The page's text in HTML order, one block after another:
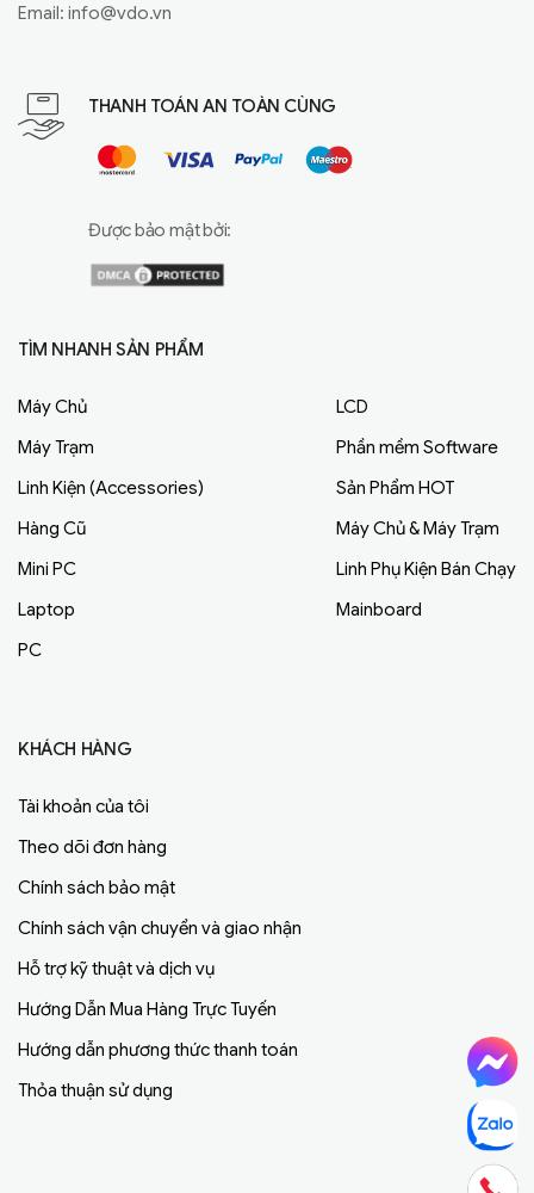
Email: info@vdo.vn
THANH TOÁN AN TOÀN CÙNG
Được bảo mật bởi:
TÌM NHANH SẢN PHẨM
Máy Chủ
Máy Trạm
Linh Kiện (Accessories)
Hàng Cũ
Mini PC
Laptop
PC
LCD
Phần mềm Software
Sản Phẩm HOT
Máy Chủ & Máy Trạm
Linh Phụ Kiện Bán Chạy
Mainboard
KHÁCH HÀNG
Tài khoản của tôi
Theo dõi đơn hàng
Chính sách bảo mật
Chính sách vận chuyển và giao nhận
Hỗ trợ kỹ thuật và dịch vụ
Hướng Dẫn Mua Hàng Trực Tuyến
Hướng dẫn phương thức thanh toán
Thỏa thuận sử dụng